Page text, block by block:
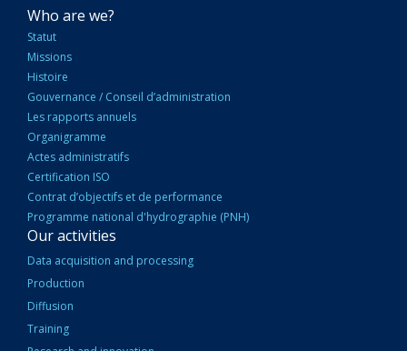
NAVIGATION
PRINCIPALE
Who are we?
Statut
Missions
Histoire
Gouvernance / Conseil d’administration
Les rapports annuels
Organigramme
Actes administratifs
Certification ISO
Contrat d’objectifs et de performance
Programme national d'hydrographie (PNH)
Our activities
Data acquisition and processing
Production
Diffusion
Training